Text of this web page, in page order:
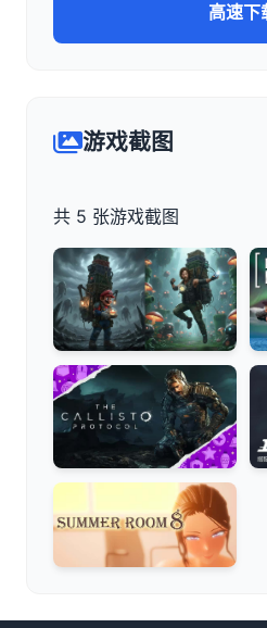
高速下
游戏截图
共 5 张游戏截图